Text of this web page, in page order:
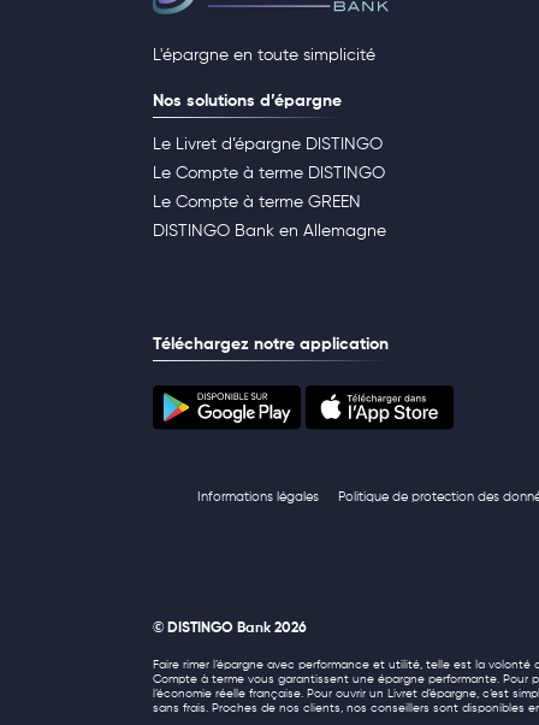
L'épargne en toute simplicité
Nos solutions d’épargne
Le Livret d’épargne DISTINGO
Le Compte à terme DISTINGO
Le Compte à terme GREEN
DISTINGO Bank en Allemagne
Téléchargez notre application
Informations légales Politique de protection des
© DISTINGO Bank 2026
Faire rimer l’épargne avec performance et utilité, telle est la volonté
Compte à terme vous garantissent une épargne performante. Pour
l’économie réelle française. Pour ouvrir un Livret d’épargne, c’est
sans frais. Proches de nos clients, nos conseillers sont disponibles